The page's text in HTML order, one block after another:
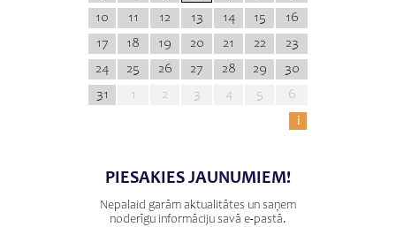
10
11 12 13 14 15
16
17
18 19 20 21 22
23
24
25 26 27 28 29
30
31
1 2 3 4 5
6
i
PIESAKIES JAUNUMIEM!
Nepalaid garām aktualitātes un saņem
noderīgu informāciju savā e-pastā.